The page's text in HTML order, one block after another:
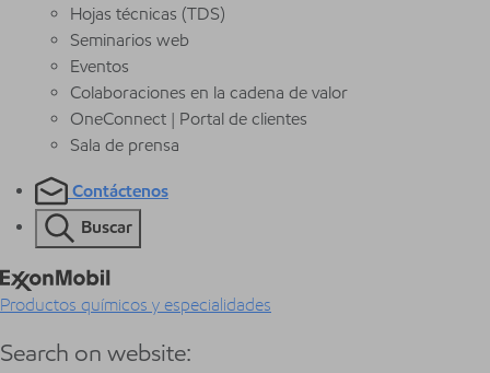
Hojas técnicas (TDS)
Seminarios web
Eventos
Colaboraciones en la cadena de valor
OneConnect | Portal de clientes
Sala de prensa
Contáctenos
Buscar
Productos químicos y especialidades
Search on website: